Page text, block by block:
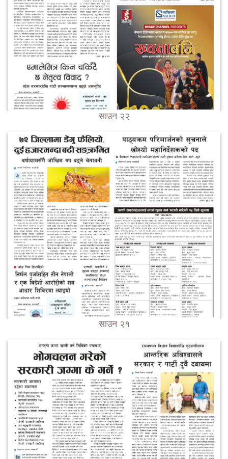
साउन २२
साउन २१